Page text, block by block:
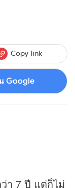
Copy link
Google
า 7 ปี แต่ก็ไม่